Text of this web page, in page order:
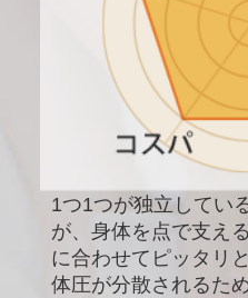
1つ1つが独立してい
が、身体を点で支え
に合わせてピッタリ
体圧が分散されるた